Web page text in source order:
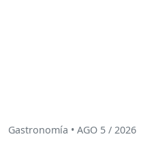
Gastronomía • AGO 5 / 2026